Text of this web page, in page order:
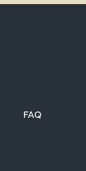
FAQ